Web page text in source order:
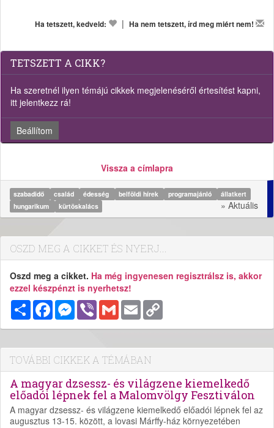
Ha tetszett, kedveld: | Ha nem tetszett, írd meg miért nem!
TETSZETT A CIKK?
Ha szeretnél ilyen témájú cikkek megjelenéséről értesítést kapni,
itt jelentkezz rá!
Beállítom
Vissza a címlapra
szabadidő család édesség belföldi hírek programajánló
állatkert
hungarikum
kürtöskalács » Aktuális
OSZD MEG A CIKKET ÉS NYERJ...
Oszd meg a cikket. Ha még ingyenesen regisztrálsz is, akkor
ezzel készpénzt is nyerhetsz!
MegosztásFacebookMessenger
Viber Gmail Email
TOVÁBBI CIKKEK A TÉMÁBAN
A magyar dzsessz- és világzene kiemelkedő
előadói lépnek fel a Malomvölgy Fesztiválon
A magyar dzsessz- és világzene kiemelkedő előadói lépnek fel az
augusztus 13-15. között, a lovasi Márffy-ház környezetében